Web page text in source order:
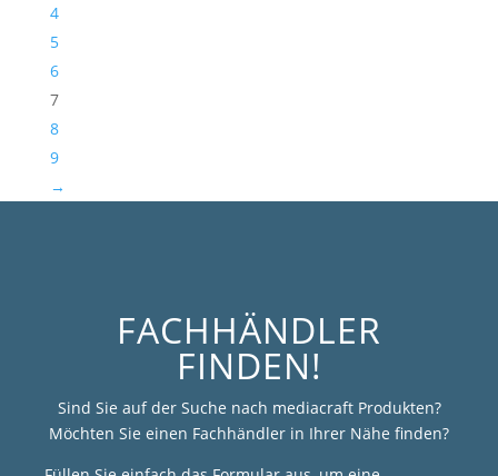
4
5
6
7
8
9
→
FACHHÄNDLER
FINDEN!
Sind Sie auf der Suche nach mediacraft Produkten?
Möchten Sie einen Fachhändler in Ihrer Nähe finden?